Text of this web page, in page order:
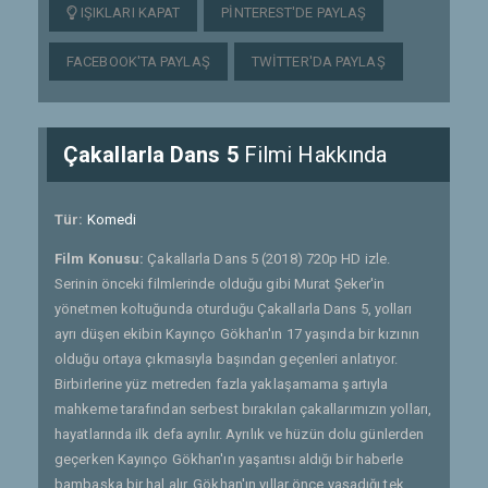
IŞIKLARI KAPAT PINTEREST'DE PAYLAŞ
FACEBOOK'TA PAYLAŞ TWITTER'DA PAYLAŞ
Çakallarla Dans 5Filmi Hakkında
Tür: Komedi
Film Konusu: Çakallarla Dans 5 (2018) 720p HD izle.
Serinin önceki filmlerinde olduğu gibi Murat Şeker'in
yönetmen koltuğunda oturduğu Çakallarla Dans 5, yolları
ayrı düşen ekibin Kayınço Gökhan'ın 17 yaşında bir kızının
olduğu ortaya çıkmasıyla başından geçenleri anlatıyor.
Birbirlerine yüz metreden fazla yaklaşamama şartıyla
mahkeme tarafından serbest bırakılan çakallarımızın yolları,
hayatlarında ilk defa ayrılır. Ayrılık ve hüzün dolu günlerden
geçerken Kayınço Gökhan'ın yaşantısı aldığı bir haberle
bambaşka bir hal alır. Gökhan'ın yıllar önce yaşadığı tek